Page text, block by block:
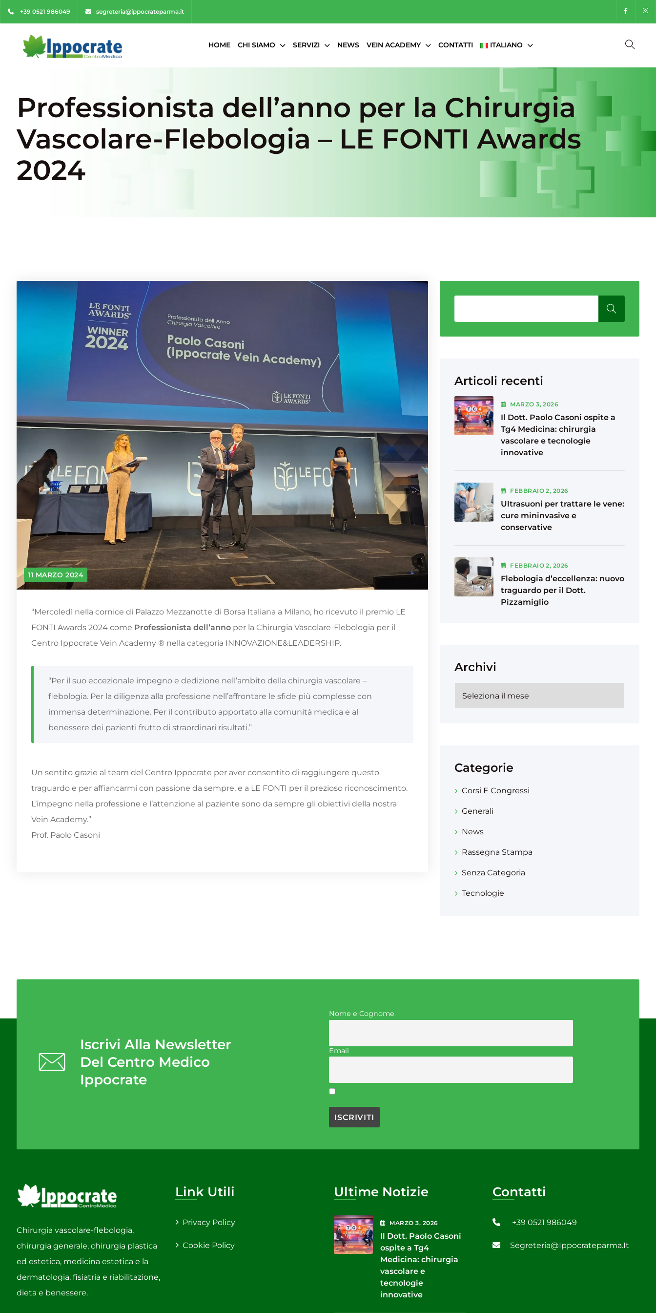
+39 0521 986049 segreteria@ippocrateparma.it
HOME CHI SIAMO SERVIZI NEWS VEIN ACADEMY CONTATTI ITALIANO
Professionista dell’anno per la Chirurgia
Vascolare-Flebologia – LE FONTI Awards
2024
11 MARZO 2024
“Mercoledì nella cornice di Palazzo Mezzanotte di Borsa Italiana a Milano, ho ricevuto il premio LE
FONTI Awards 2024 come Professionista dell’anno per la Chirurgia Vascolare-Flebologia per il
Centro Ippocrate Vein Academy ® nella categoria INNOVAZIONE&LEADERSHIP.
“Per il suo eccezionale impegno e dedizione nell’ambito della chirurgia vascolare –
flebologia. Per la diligenza alla professione nell’affrontare le sfide più complesse con
immensa determinazione. Per il contributo apportato alla comunità medica e al
benessere dei pazienti frutto di straordinari risultati.”
Un sentito grazie al team del Centro Ippocrate per aver consentito di raggiungere questo
traguardo e per affiancarmi con passione da sempre, e a LE FONTI per il prezioso riconoscimento.
L’impegno nella professione e l’attenzione al paziente sono da sempre gli obiettivi della nostra
Vein Academy.”
Prof. Paolo Casoni
Articoli recenti
MARZO3, 2026
Il Dott. Paolo Casoni ospite a
Tg4 Medicina: chirurgia
vascolare e tecnologie
innovative
FEBBRAIO2, 2026
Ultrasuoni per trattare le vene:
cure mininvasive e
conservative
FEBBRAIO2, 2026
Flebologia d’eccellenza: nuovo
traguardo per il Dott.
Pizzamiglio
Archivi
Categorie
Corsi E Congressi
Generali
News
Rassegna Stampa
Senza Categoria
Tecnologie
Iscrivi Alla Newsletter
Del Centro Medico
Ippocrate
Nome e Cognome
Email
Chirurgia vascolare-flebologia,
chirurgia generale, chirurgia plastica
ed estetica, medicina estetica e la
dermatologia, fisiatria e riabilitazione,
dieta e benessere.
Link Utili
Privacy Policy
Cookie Policy
Ultime Notizie
MARZO3, 2026
Il Dott. Paolo Casoni
ospite a Tg4
Medicina: chirurgia
vascolare e
tecnologie
innovative
Contatti
+39 0521 986049
Segreteria@ippocrateparma.it